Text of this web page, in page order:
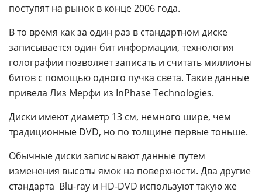
поступят на рынок в конце 2006 года.
В то время как за один раз в стандартном диске
записывается один бит информации, технология
голографии позволяет записать и считать миллионы
битов с помощью одного пучка света. Такие данные
привела Лиз Мерфи из InPhase Technologies.
Диски имеют диаметр 13 см, немного шире, чем
традиционные DVD, но по толщине первые тоньше.
Обычные диски записывают данные путем
изменения высоты ямок на поверхности. Два другие
стандарта  Blu-ray и HD-DVD используют такую же